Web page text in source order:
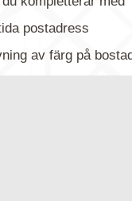
fort vi kan, givetvis
postadress
av färg på